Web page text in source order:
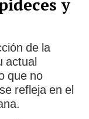
y
de la
actual
que no
refleja en el